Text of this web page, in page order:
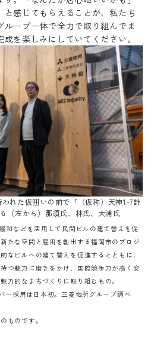
と感じてもらえることが、私たち
ループ一体で全力で取り組んでま
を楽しみにしていてください。
れた仮囲いの前で「（仮称）天神1-7計
（左から）那須氏、林氏、大浦氏
和などを活用して民間ビルの建て替えを促
たな空間と雇用を創出する福岡市のプロジ
なビルへの建て替えを促進するとともに、
つ魅力に磨きをかけ、国際競争力が高く安
力的なまちづくりに取り組むもの。
ー採用は日本初。三菱地所グループ調べ
ものです。